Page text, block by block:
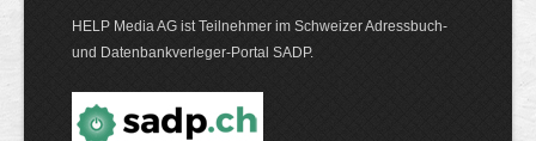
HELP Media AG ist Teilnehmer im Schweizer Adressbuch-
und Datenbankverleger-Portal SADP.